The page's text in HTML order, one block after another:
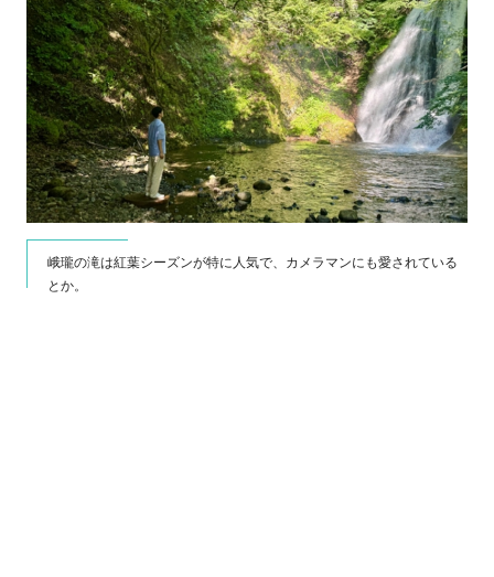
峨瓏の滝は紅葉シーズンが特に人気で、カメラマンにも愛されている
とか。